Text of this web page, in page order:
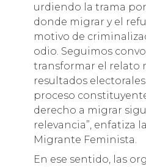
urdiendo la trama
donde migrar y el
motivo de
odio. Seguimos
transformar el relato
resultados
proceso
derecho a migrar
relevancia”, enfatiza
Migrante Feminista.
En ese sentido, las